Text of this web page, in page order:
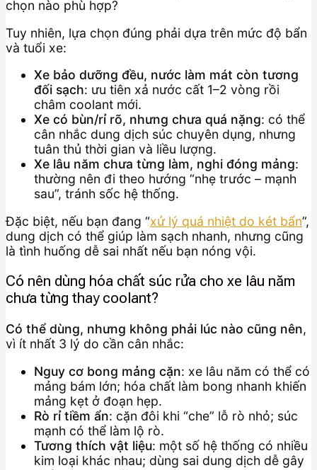
Tuy nhiên, lựa chọn đúng phải dựa trên mức độ bẩn
và tuổi xe:
Xe bảo dưỡng đều, nước làm mát còn tương
đối sạch: ưu tiên xả nước cất 1–2 vòng rồi
châm coolant mới.
Xe có bùn/rỉ rõ, nhưng chưa quá nặng: có thể
cân nhắc dung dịch súc chuyên dụng, nhưng
tuân thủ thời gian và liều lượng.
Xe lâu năm chưa từng làm, nghi đóng mảng:
thường nên đi theo hướng “nhẹ trước – mạnh
sau”, tránh sốc hệ thống.
Đặc biệt, nếu bạn đang “xử lý quá nhiệt do két bẩn”,
dung dịch có thể giúp làm sạch nhanh, nhưng cũng
là tình huống dễ sai nhất nếu bạn nóng vội.
Có nên dùng hóa chất súc rửa cho xe lâu năm
chưa từng thay coolant?
Có thể dùng, nhưng không phải lúc nào cũng nên,
vì ít nhất 3 lý do cần cân nhắc:
Nguy cơ bong mảng cặn: xe lâu năm có thể có
mảng bám lớn; hóa chất làm bong nhanh khiến
mảng kẹt ở đoạn hẹp.
Rò rỉ tiềm ẩn: cặn đôi khi “che” lỗ rò nhỏ; súc
mạnh có thể làm lộ rò.
Tương thích vật liệu: một số hệ thống có nhiều
kim loại khác nhau; dùng sai dung dịch dễ gây